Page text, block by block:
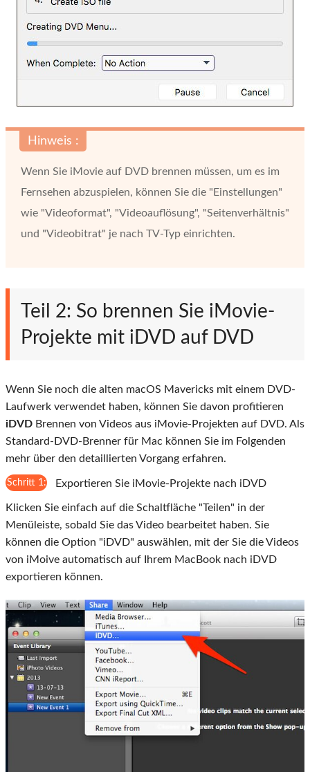
Hinweis :
Wenn Sie iMovie auf DVD brennen müssen, um es im
Fernsehen abzuspielen, können Sie die "Einstellungen"
wie "Videoformat", "Videoauflösung", "Seitenverhältnis"
und "Videobitrat" ​​je nach TV-Typ einrichten.
Teil 2: So brennen Sie iMovie-
Projekte mit iDVD auf DVD
Wenn Sie noch die alten macOS Mavericks mit einem DVD-
Laufwerk verwendet haben, können Sie davon profitieren
iDVD Brennen von Videos aus iMovie-Projekten auf DVD. Als
Standard-DVD-Brenner für Mac können Sie im Folgenden
mehr über den detaillierten Vorgang erfahren.
Schritt 1: Exportieren Sie iMovie-Projekte nach iDVD
Klicken Sie einfach auf die Schaltfläche "Teilen" in der
Menüleiste, sobald Sie das Video bearbeitet haben. Sie
können die Option "iDVD" auswählen, mit der Sie die Videos
von iMoive automatisch auf Ihrem MacBook nach iDVD
exportieren können.